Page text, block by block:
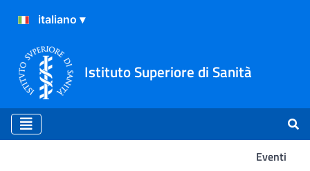
Istituto Superiore di Sanità
Eventi